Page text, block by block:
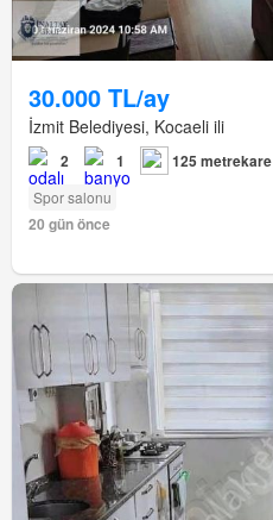
30.000 TL/ay
İzmit Belediyesi, Kocaeli ili
2 1 125 metrekare
Spor salonu
20 gün önce